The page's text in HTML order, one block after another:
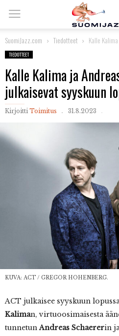
SuomiJazz.com Tiedotteet Kalle Kalima
TIEDOTTEET
Kalle Kalima ja
julkaisevat syyskuun
Kirjoitti Toimitus 31.8.2023
KUVA: ACT / GREGOR HOHENBERG.
ACT julkaisee syyskuun
Kaliman, virtuoosimaisesta
tunnetunAndreas Schaererin